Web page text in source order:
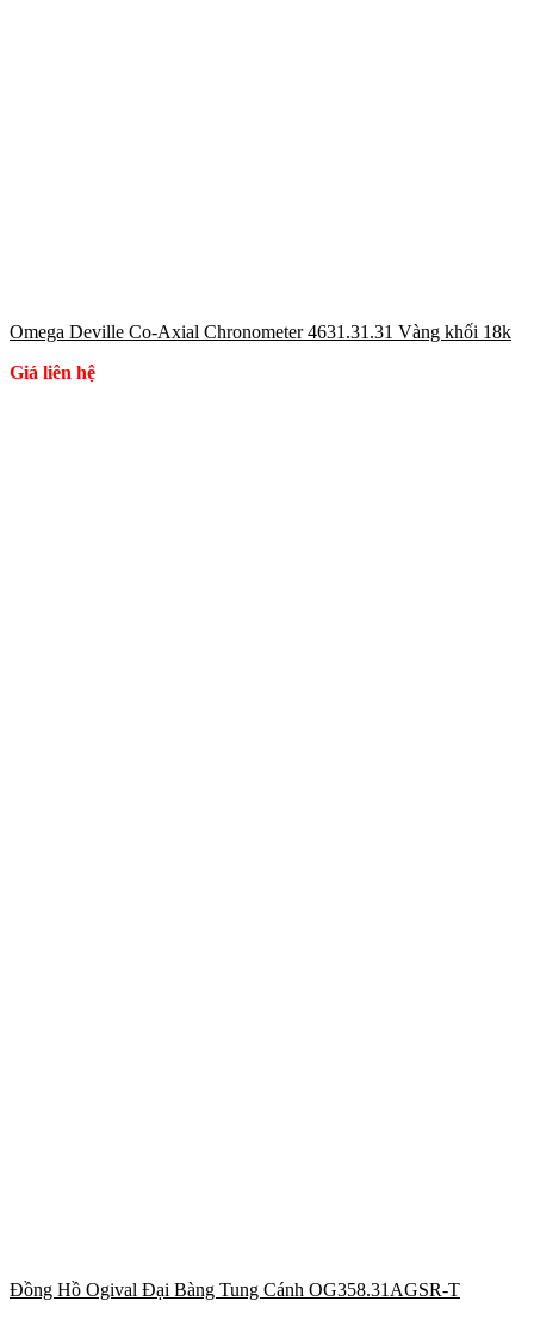
Omega Deville Co-Axial Chronometer 4631.31.31 Vàng khối 18k
Giá liên hệ
Đồng Hồ Ogival Đại Bàng Tung Cánh OG358.31AGSR-T